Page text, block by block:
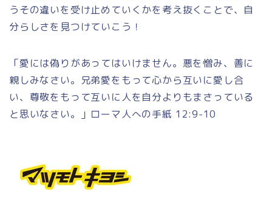
うその違いを受け止めていくかを考え抜くことで、自
分らしさを見つけていこう！
「愛には偽りがあってはいけません。悪を憎み、善に
親しみなさい。兄弟愛をもって心から互いに愛し合
い、尊敬をもって互いに人を自分よりもまさっている
と思いなさい。」ローマ人への手紙 12:9-10